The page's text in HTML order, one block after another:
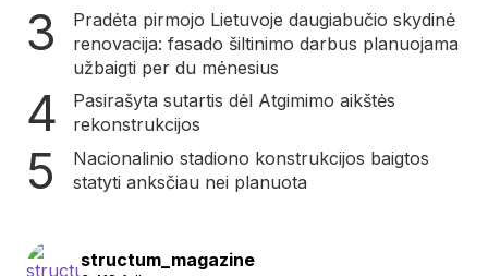
Pradėta pirmojo Lietuvoje daugiabučio skydinė
renovacija: fasado šiltinimo darbus planuojama
užbaigti per du mėnesius
Pasirašyta sutartis dėl Atgimimo aikštės
rekonstrukcijos
Nacionalinio stadiono konstrukcijos baigtos
statyti anksčiau nei planuota
structum_magazine